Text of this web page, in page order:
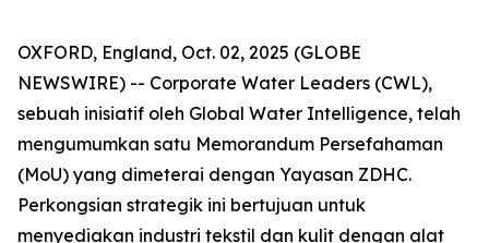
OXFORD, England, Oct. 02, 2025 (GLOBE
NEWSWIRE) -- Corporate Water Leaders (CWL),
sebuah inisiatif oleh Global Water Intelligence, telah
mengumumkan satu Memorandum Persefahaman
(MoU) yang dimeterai dengan Yayasan ZDHC.
Perkongsian strategik ini bertujuan untuk
menyediakan industri tekstil dan kulit dengan alat